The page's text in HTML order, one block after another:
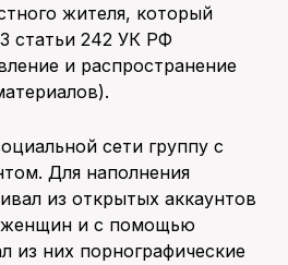
жителя, который
статьи 242 УК РФ
и распространение
сети группу с
Для наполнения
из открытых аккаунтов
женщин и с помощью
из них порнографические